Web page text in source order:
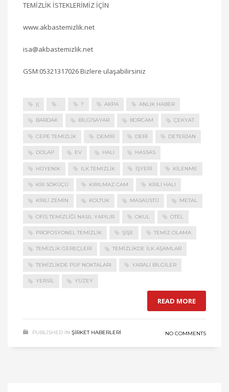
TEMİZLİK İSTEKLERİMİZ İÇİN
www.akbastemizlik.net
isa@akbastemizlik.net
GSM:05321317026 Bizlere ulaşabilirsiniz
)( . ? AKPA ANLIK HABER
BARDAK BILGISAYAR BORCAM ÇEKYAT
CEPE TEMIZLIK DEMIR DERI DETERJAN
DOLAP EV HALI HASSAS
HIJYENIK ILK TEMIZLIK IŞYERI KILENME
KIR SÖKÜÇÜ KIRILMAZ CAM KIRLI HALI
KIRLI ZEMIN KOLTUK MASAÜSTÜ METAL
OFIS TEMIZLIĞI NASIL YAPILIR OKUL OTEL
PROFOSYONEL TEMIZLIK ŞIŞE TEMIZ OLAMA
TEMIZLIK GEREÇLERI TEMIZLIKDE ILK AŞAMLAR
TEMIZLIKDE PÜF NOKTALARI YARALI BILGILER
YERSIL YÜZEY
READ MORE
PUBLISHED IN ŞİRKET HABERLERİ NO COMMENTS